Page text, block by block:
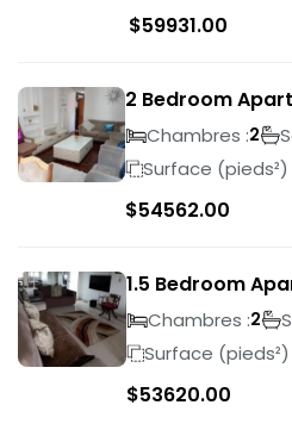
$59931.00
2 Bedroom
Chambres :2
Surface (pieds²)
$54562.00
1.5 Bedroom
Chambres :2
Surface (pieds²)
$53620.00